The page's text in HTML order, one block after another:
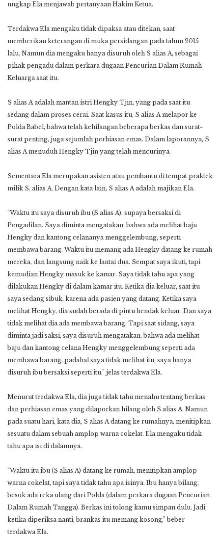
ungkap Ela menjawab pertanyaan Hakim Ketua.
Terdakwa Ela mengaku tidak dipaksa atau ditekan, saat
memberikan keterangan di muka persidangan pada tahun 2015
lalu. Namun dia mengaku hanya disuruh oleh S alias A, sebagai
pihak pengadu dalam perkara dugaan Pencurian Dalam Rumah
Keluarga saat itu.
S alias A adalah mantan istri Hengky Tjin, yang pada saat itu
sedang dalam proses cerai. Saat kasus itu, S alias A melapor ke
Polda Babel, bahwa telah kehilangan beberapa berkas dan surat-
surat penting, juga sejumlah perhiasan emas. Dalam laporannya, S
alias A menuduh Hengky Tjin yang telah mencurinya.
Sementara Ela merupakan asisten atau pembantu di tempat praktek
milik S. alias A. Dengan kata lain, S alias A adalah majikan Ela.
“Waktu itu saya disuruh ibu (S alias A), supaya bersaksi di
Pengadilan. Saya diminta mengatakan, bahwa ada melihat baju
Hengky dan kantong celananya menggelembung, seperti
membawa barang. Waktu itu memang ada Hengky datang ke rumah
mereka, dan langsung naik ke lantai dua. Sempat saya ikuti, tapi
kemudian Hengky masuk ke kamar. Saya tidak tahu apa yang
dilakukan Hengky di dalam kamar itu. Ketika dia keluar, saat itu
saya sedang sibuk, karena ada pasien yang datang. Ketika saya
melihat Hengky, dia sudah berada di pintu hendak keluar. Dan saya
tidak melihat dia ada membawa barang. Tapi saat sidang, saya
diminta jadi saksi, saya disuruh mengatakan, bahwa ada melihat
baju dan kantong celana Hengky menggelembung seperti ada
membawa barang, padahal saya tidak melihat itu, saya hanya
disuruh ibu bersaksi seperti itu,” jelas terdakwa Ela.
Menurut terdakwa Ela, dia juga tidak tahu menahu tentang berkas
dan perhiasan emas yang dilaporkan hilang oleh S alias A. Namun
pada suatu hari, kata dia, S alias A datang ke rumahnya, menitipkan
sesuatu dalam sebuah amplop warna cokelat. Ela mengaku tidak
tahu apa isi di dalamnya.
“Waktu itu ibu (S alias A) datang ke rumah, menitipkan amplop
warna cokelat, tapi saya tidak tahu apa isinya. Ibu hanya bilang,
besok ada reka ulang dari Polda (dalam perkara dugaan Pencurian
Dalam Rumah Tangga). Berkas ini tolong kamu simpan dulu. Jadi,
ketika diperiksa nanti, brankas itu memang kosong,” beber
terdakwa Ela.